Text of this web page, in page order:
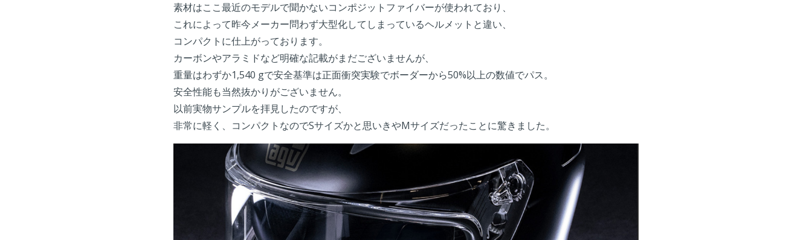
素材はここ最近のモデルで聞かないコンポジットファイバーが使われており、
これによって昨今メーカー問わず大型化してしまっているヘルメットと違い、
コンパクトに仕上がっております。
カーボンやアラミドなど明確な記載がまだございませんが、
重量はわずか1,540 gで安全基準は正面衝突実験でボーダーから50%以上の数値でパス。
安全性能も当然抜かりがございません。
以前実物サンプルを拝見したのですが、
非常に軽く、コンパクトなのでSサイズかと思いきやMサイズだったことに驚きました。